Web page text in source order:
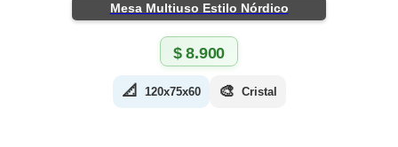
Mesa Multiuso Estilo Nórdico
$8.900
📐 120x75x60 🎨 Cristal